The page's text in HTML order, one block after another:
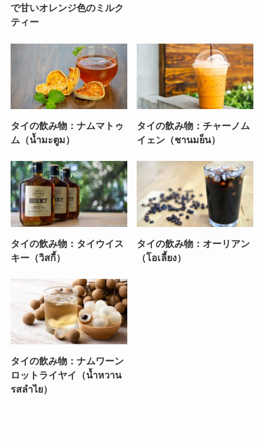
で甘いオレンジ色のミルク
ティー
タイの飲み物：ナムマトゥ
ム（น้ำมะตูม）
タイの飲み物：チャーノム
イェン（ชานมย็น）
タイの飲み物：タイウイス
キー（วิสกี้）
タイの飲み物：オーリアン
（โอเลี้ยง）
タイの飲み物：ナムワーン
ロットライヤイ（น้ำหวาน
รสลำไย）